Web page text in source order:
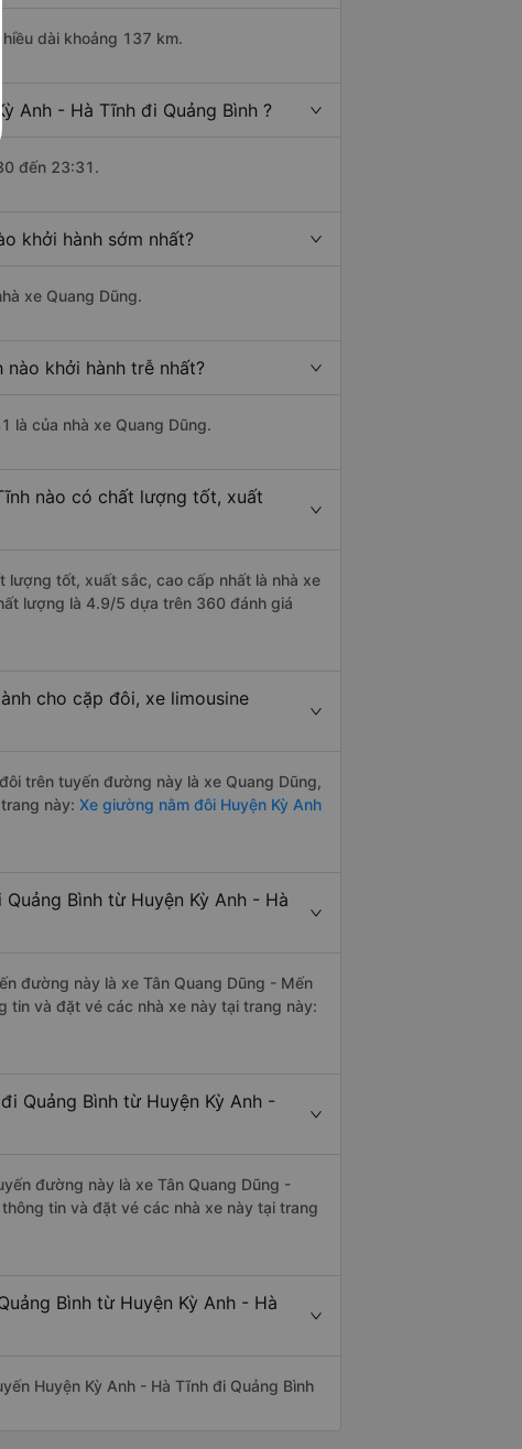
dài khoảng 137 km.
Anh - Hà Tĩnh đi Quảng Bình ?
đến 23:31.
khởi hành sớm nhất?
xe Quang Dũng.
nào khởi hành trễ nhất?
là của nhà xe Quang Dũng.
nào có chất lượng tốt, xuất
lượng tốt, xuất sắc, cao cấp nhất là nhà xe
lượng là 4.9/5 dựa trên 360 đánh giá
cho cặp đôi, xe limousine
trên tuyến đường này là xe Quang Dũng,
này: Xe giường nằm đôi Huyện Kỳ Anh
Bình từ Huyện Kỳ Anh - Hà
đường này là xe Tân Quang Dũng - Mến
tin và đặt vé các nhà xe này tại trang này:
Quảng Bình từ Huyện Kỳ Anh -
đường này là xe Tân Quang Dũng -
tin và đặt vé các nhà xe này tại trang
Bình từ Huyện Kỳ Anh - Hà
Huyện Kỳ Anh - Hà Tĩnh đi Quảng Bình